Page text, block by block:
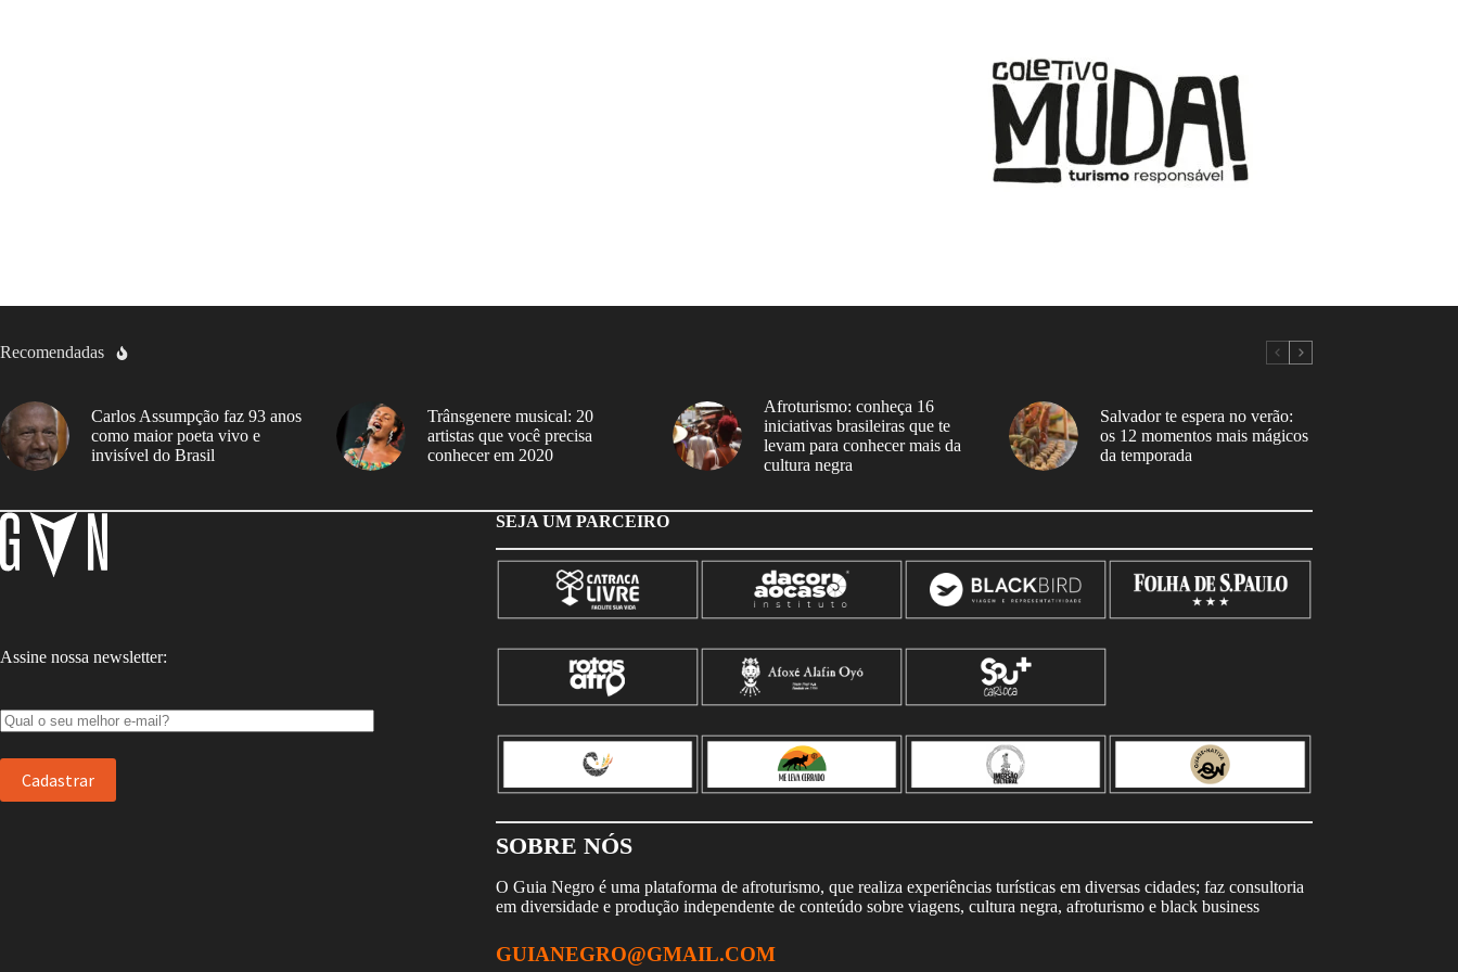
Recomendadas
Carlos Assumpção faz 93 anos
como maior poeta vivo e
invisível do Brasil
Trânsgenere musical: 20
artistas que você precisa
conhecer em 2020
Afroturismo: conheça 16
iniciativas brasileiras que te
levam para conhecer mais da
cultura negra
Salvador te espera no verão:
os 12 momentos mais mágicos
da temporada
Assine nossa newsletter:
SEJA UM PARCEIRO
SOBRE NÓS
O Guia Negro é uma plataforma de afroturismo, que realiza experiências turísticas em diversas cidades; faz consultoria
em diversidade e produção independente de conteúdo sobre viagens, cultura negra, afroturismo e black business
GUIANEGRO@GMAIL.COM